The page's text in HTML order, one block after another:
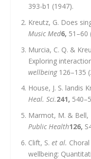
393-b1 (1947).
Kreutz, G. Does
Music Med6, 51–60
Murcia, C. Q. &
Exploring
wellbeing126–135
House, J. S. landis
Heal. Sci.241,
Marmot, M. & Bell,
Public Health126,
Clift, S.et al.
wellbeing: